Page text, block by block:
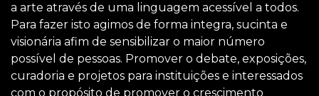
a arte através de uma linguagem acessível a todos.
Para fazer isto agimos de forma integra, sucinta e
visionária afim de sensibilizar o maior número
possível de pessoas. Promover o debate, exposições,
curadoria e projetos para instituições e interessados
com o propósito de promover o crescimento